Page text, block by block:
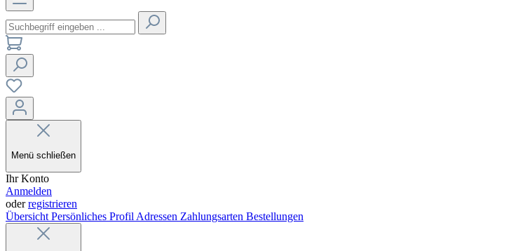
Menü schließen
Ihr Konto
Anmelden
oderregistrieren
Übersicht Persönliches Profil Adressen Zahlungsarten Bestellungen